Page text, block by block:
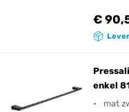
€
enkel
mat